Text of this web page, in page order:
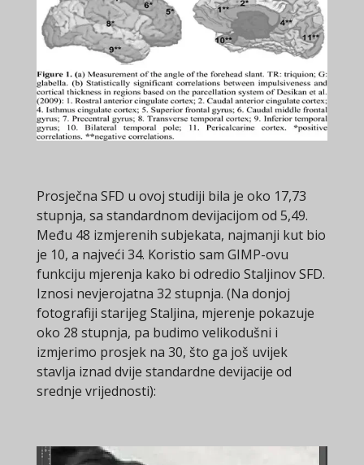
Prosječna SFD u ovoj studiji bila je oko 17,73
stupnja, sa standardnom devijacijom od 5,49.
Među 48 izmjerenih subjekata, najmanji kut bio
je 10, a najveći 34. Koristio sam GIMP-ovu
funkciju mjerenja kako bi odredio Staljinov SFD.
Iznosi nevjerojatna 32 stupnja. (Na donjoj
fotografiji starijeg Staljina, mjerenje pokazuje
oko 28 stupnja, pa budimo velikodušni i
izmjerimo prosjek na 30, što ga još uvijek
stavlja iznad dvije standardne devijacije od
srednje vrijednosti):